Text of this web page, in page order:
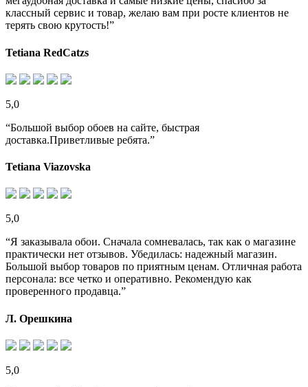
классный сервис и товар, желаю вам при росте клиентов не
терять свою крутость!”
Tetiana RedCatzs
5,0
“Большой выбор обоев на сайте, быстрая
доставка.Приветливые ребята.”
Tetiana Viazovska
5,0
“Я заказывала обои. Сначала сомневалась, так как о магазине
практически нет отзывов. Убедилась: надежный магазин.
Большой выбор товаров по приятным ценам. Отличная работа
персонала: все четко и оперативно. Рекомендую как
проверенного продавца.”
Л. Орешкина
5,0